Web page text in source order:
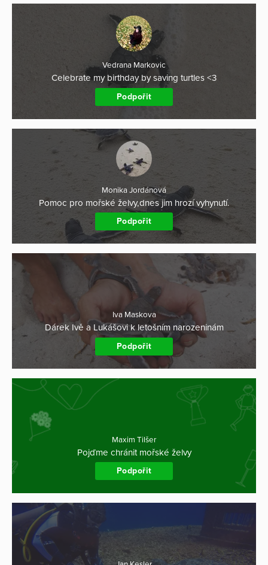
Vedrana Markovic
Celebrate my birthday by saving turtles <3
Podpořit
Monika Jordánová
Pomoc pro mořské želvy,dnes jim hrozí vyhynutí.
Podpořit
Iva Maskova
Dárek Ivě a Lukášovi k letošním narozeninám
Podpořit
Maxim Tilšer
Pojďme chránit mořské želvy
Podpořit